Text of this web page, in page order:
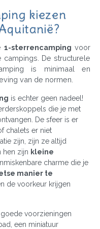
kiezen
1-sterrencamping voor
De structurele
is minimaal en
van de normen.
is echter geen nadeel!
die je met
De sfeer is er
chalets er niet
zijn, zijn ze altijd
hen zijn kleine
charme die je
manier te
de voorkeur krijgen
voorzieningen
een miniatuur